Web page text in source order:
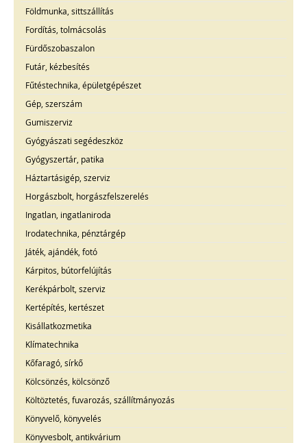
Földmunka, sittszállítás
Fordítás, tolmácsolás
Fürdőszobaszalon
Futár, kézbesítés
Fűtéstechnika, épületgépészet
Gép, szerszám
Gumiszerviz
Gyógyászati segédeszköz
Gyógyszertár, patika
Háztartásigép, szerviz
Horgászbolt, horgászfelszerelés
Ingatlan, ingatlaniroda
Irodatechnika, pénztárgép
Játék, ajándék, fotó
Kárpitos, bútorfelújítás
Kerékpárbolt, szerviz
Kertépítés, kertészet
Kisállatkozmetika
Klímatechnika
Kőfaragó, sírkő
Kölcsönzés, kölcsönző
Költöztetés, fuvarozás, szállítmányozás
Könyvelő, könyvelés
Könyvesbolt, antikvárium